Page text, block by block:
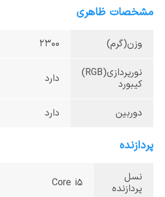
مشخصات ظاهری
وزن(گرم) 2300
نورپردازی(RGB)
کیبورد
دارد
دوربین دارد
پردازنده
نسل
پردازنده
Core i5